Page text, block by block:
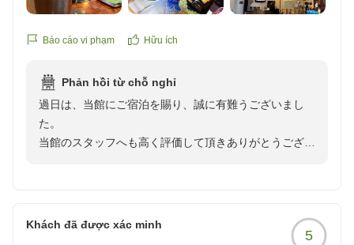
https://review.travel.rakuten.co.jp/hotel/voice/108141?
Báo cáo vi phạm Hữu ích
Phản hồi từ chỗ nghỉ
過日は、当館にご宿泊を賜り、誠に有難うございまし
た。
当館のスタッフへも高く評価して頂きありがとうござい
今後とも多くのお客様に寄り添ったおもてなしができる
よう尽力して参る所存でございます。また別府温泉へお
Khách đã được xác minh
5